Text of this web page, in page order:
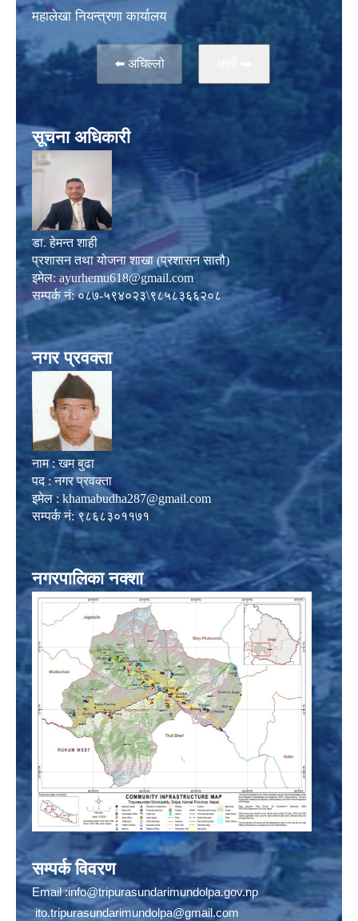
महालेखा नियन्त्रणा कार्यालय
⬅️ अघिल्लो
सूचना अधिकारी
डा. हेमन्त शाही
प्रशासन तथा योजना शाखा (प्रशासन सातौ)
इमेल: ayurhemu618@gmail.com
सम्पर्क नं: ०८७-५९४०२३\९८५८३६६२०८
नगर प्रवक्ता
नाम : खम बुढा
पद : नगर प्रवक्ता
इमेल : khamabudha287@gmail.com
सम्पर्क नं: ९८६८३०११७१
नगरपालिका नक्शा
सम्पर्क विवरण
Email :info@tripurasundarimundolpa.gov.np
ito.tripurasundarimundolpa@gmail.com